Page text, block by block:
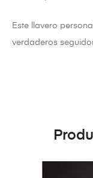
Este llavero
verdaderos